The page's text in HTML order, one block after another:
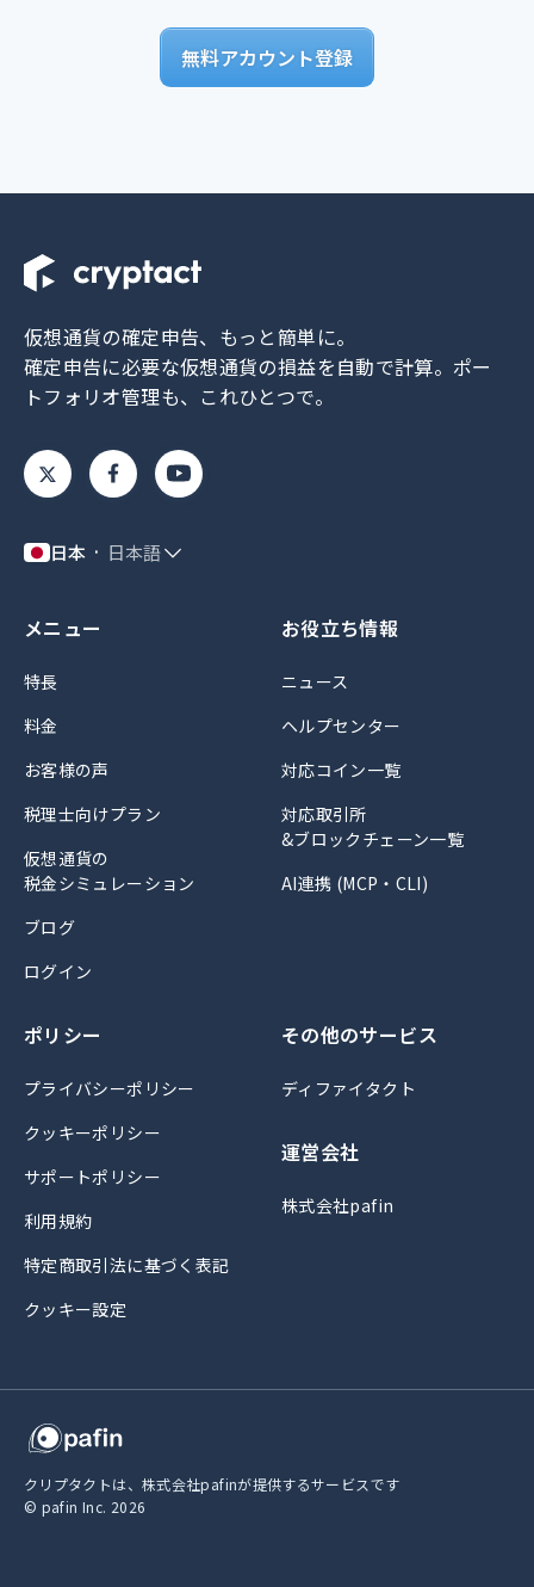
無料アカウント登録
仮想通貨の確定申告、もっと簡単に。
確定申告に必要な仮想通貨の損益を自動で計算。 ポー
トフォリオ管理も、これひとつで。
日本 日本語
メニュー
特長
料金
お客様の声
税理士向けプラン
仮想通貨の
税金シミュレーション
ブログ
ログイン
お役立ち情報
ニュース
ヘルプセンター
対応コイン一覧
対応取引所
&ブロックチェーン一覧
AI連携 (MCP・CLI)
ポリシー
プライバシーポリシー
クッキーポリシー
サポートポリシー
利用規約
特定商取引法に基づく表記
クッキー設定
その他のサービス
ディファイタクト
運営会社
株式会社pafin
クリプタクトは、株式会社pafinが提供するサービスです
© pafin Inc. 2026